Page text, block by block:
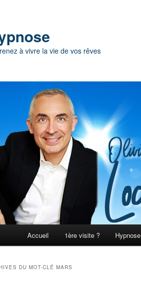
à vivre la vie de vos rêves
Aller au contenu principal
Aller au contenu secondaire
Accueil 1ère visite ? Hypnose
DU MOT-CLÉ MARS